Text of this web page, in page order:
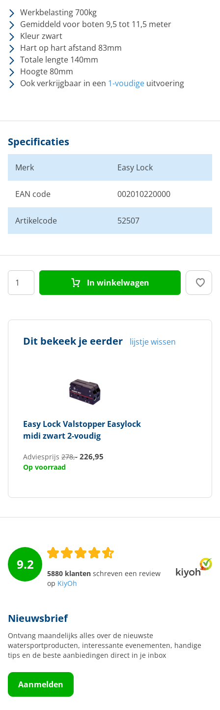
Werkbelasting 700kg
Gemiddeld voor boten 9,5 tot 11,5 meter
Kleur zwart
Hart op hart afstand 83mm
Totale lengte 140mm
Hoogte 80mm
Ook verkrijgbaar in een 1-voudige uitvoering
Specificaties
Merk Easy Lock
EAN code 002010220000
Artikelcode 52507
In winkelwagen
Dit bekeek je eerder lijstje wissen
Easy LockValstopper Easylock
midi zwart 2-voudig
Adviesprijs 278,- 226,95
Op voorraad
9.2
5880 klanten schreven een review
op KiyOh
Nieuwsbrief
Ontvang maandelijks alles over de nieuwste
watersportproducten, interessante evenementen, handige
tips en de beste aanbiedingen direct in je inbox
Aanmelden